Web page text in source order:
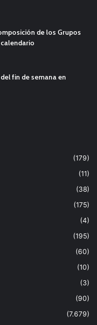
de los Grupos
fin de semana en
(179)
(11)
(38)
(175)
(4)
(195)
(60)
(10)
(3)
(90)
(7.679)